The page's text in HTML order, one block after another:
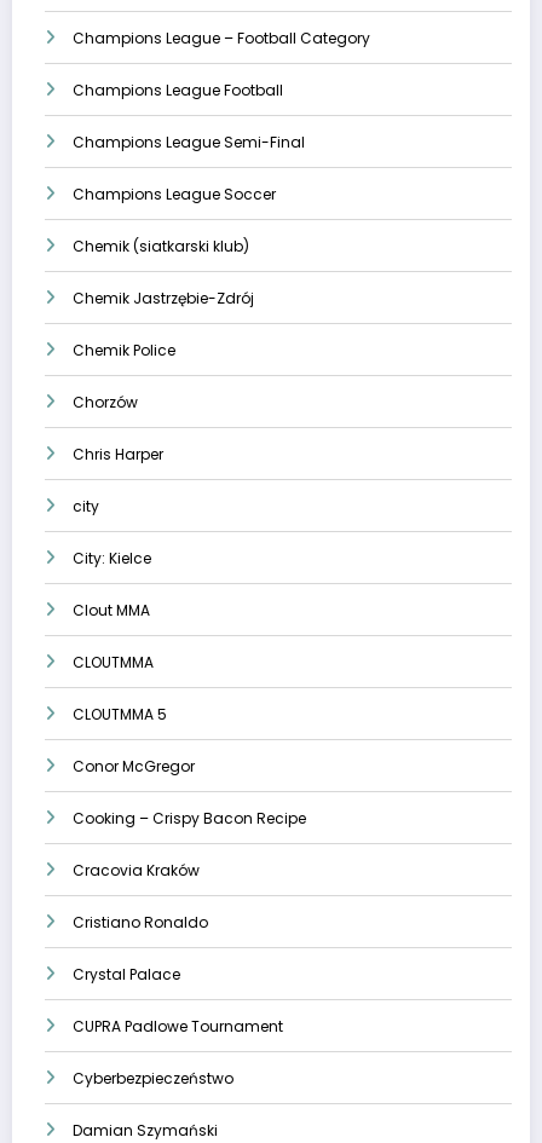
Champions League – Football Category
Champions League Football
Champions League Semi-Final
Champions League Soccer
Chemik (siatkarski klub)
Chemik Jastrzębie-Zdrój
Chemik Police
Chorzów
Chris Harper
city
City: Kielce
Clout MMA
CLOUTMMA
CLOUTMMA 5
Conor McGregor
Cooking – Crispy Bacon Recipe
Cracovia Kraków
Cristiano Ronaldo
Crystal Palace
CUPRA Padlowe Tournament
Cyberbezpieczeństwo
Damian Szymański